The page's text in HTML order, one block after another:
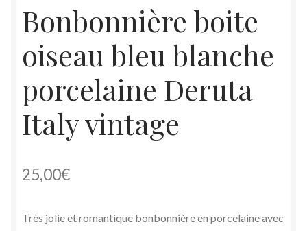
Bonbonnière boite
oiseau bleu blanche
porcelaine Deruta
Italy vintage
25,00€
Très jolie et romantique bonbonnière en porcelaine avec